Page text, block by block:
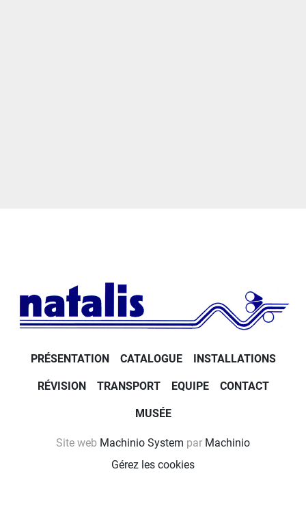
PRÉSENTATION CATALOGUE INSTALLATIONS
RÉVISION TRANSPORT EQUIPE CONTACT
MUSÉE
Site web Machinio System par Machinio
Gérez les cookies